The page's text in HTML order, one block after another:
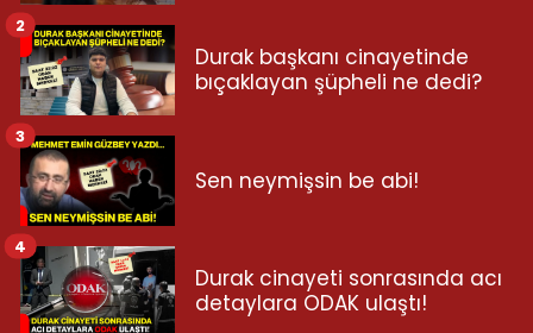
Durak başkanı cinayetinde
bıçaklayan şüpheli ne dedi?
2
Sen neymişsin be abi!
3
Durak cinayeti sonrasında acı
detaylara ODAK ulaştı!
4